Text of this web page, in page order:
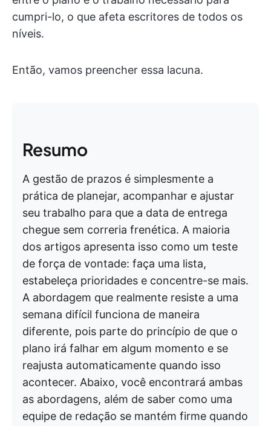
cumpri-lo, o que afeta escritores de todos os
níveis.
Então, vamos preencher essa lacuna.
Resumo
A gestão de prazos é simplesmente a
prática de planejar, acompanhar e ajustar
seu trabalho para que a data de entrega
chegue sem correria frenética. A maioria
dos artigos apresenta isso como um teste
de força de vontade: faça uma lista,
estabeleça prioridades e concentre-se mais.
A abordagem que realmente resiste a uma
semana difícil funciona de maneira
diferente, pois parte do princípio de que o
plano irá falhar em algum momento e se
reajusta automaticamente quando isso
acontecer. Abaixo, você encontrará ambas
as abordagens, além de saber como uma
equipe de redação se mantém firme quando